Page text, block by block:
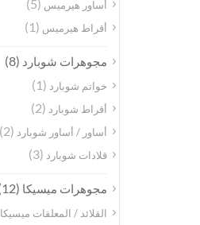
أساور هيرميس (5)
أقراط هيرميس (1)
مجوهرات شوبارد (8)
خواتم شوبارد (1)
أقراط شوبارد (2)
أساور / أساور شوبارد (2)
قلادات شوبارد (3)
مجوهرات ميسيكا (12)
القلائد / المعلقات ميسيكا